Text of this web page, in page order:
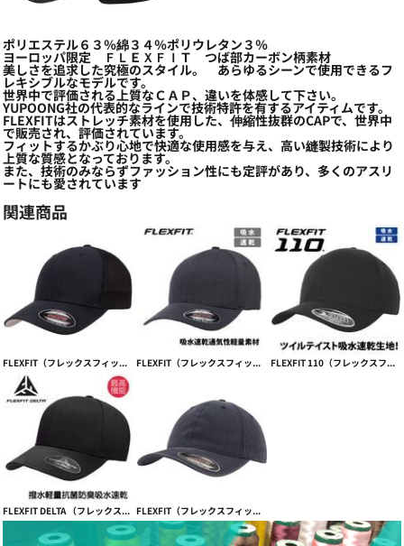
ポリエステル６３％綿３４％ポリウレタン３％
ヨーロッパ限定 ＦＬＥＸＦＩＴ つば部カーボン柄素材
美しさを追求した究極のスタイル。 あらゆるシーンで使用できるフ
レキシブルなモデルです。
世界中で評価される上質なＣＡＰ、違いを体感して下さい。
YUPOONG社の代表的なラインで技術特許を有するアイティムです。
FLEXFITはストレッチ素材を使用した、伸縮性抜群のCAPで、世界中
で販売され、評価されています。
フィットするかぶり心地で快適な使用感を与え、高い縫製技術により
上質な質感となっております。
また、技術のみならずファッション性にも定評があり、多くのアスリ
ートにも愛されています
関連商品
FLEXFIT（フレックスフィット）TRUCKER MESH CAP【本体価格(税抜)￥3,390】 FLEXFIT（フレックスフィット）吸水速乾フィット感抜群 COOL&DRY 3DHEXAGON JERSEY【本体価格(税抜)￥3,990】 FLEXFIT 110（フレックスフィット110）スポーツ向け吸水速乾 PRO-FORMANCE【本体価格(税抜)￥3,990】
FLEXFIT DELTA （フレックスフィットデルタ）キャップ【本体価格(税抜)￥4,490】 FLEXFIT（フレックスフィット） GARMENT WASHED COTTON CAP ガーメントウォッシュ【本体価格(税抜)￥3,390】